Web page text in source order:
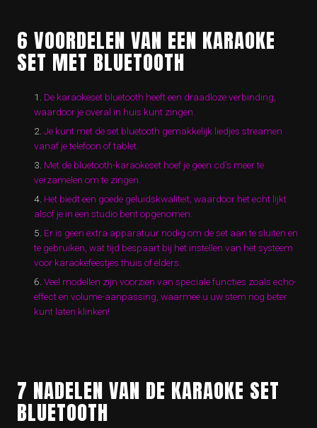
6 VOORDELEN VAN EEN KARAOKE
SET MET BLUETOOTH
De karaokeset bluetooth heeft een draadloze verbinding,
waardoor je overal in huis kunt zingen.
Je kunt met de set bluetooth gemakkelijk liedjes streamen
vanaf je telefoon of tablet.
Met de bluetooth-karaokeset hoef je geen cd’s meer te
verzamelen om te zingen.
Het biedt een goede geluidskwaliteit, waardoor het echt lijkt
alsof je in een studio bent opgenomen.
Er is geen extra apparatuur nodig om de set aan te sluiten en
te gebruiken, wat tijd bespaart bij het instellen van het systeem
voor karaokefeestjes thuis of elders.
Veel modellen zijn voorzien van speciale functies zoals echo-
effect en volume-aanpassing, waarmee u uw stem nog beter
kunt laten klinken!
7 NADELEN VAN DE KARAOKE SET
BLUETOOTH